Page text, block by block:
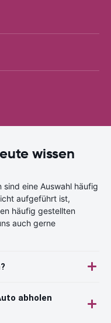
wissen
eine Auswahl häufig
aufgeführt ist,
häufig gestellten
auch gerne
abholen